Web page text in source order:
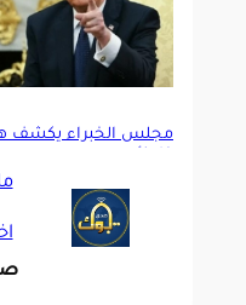
مجلس الخبراء يكشف